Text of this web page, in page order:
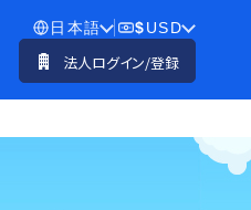
日本語 $USD
法人ログイン/登録